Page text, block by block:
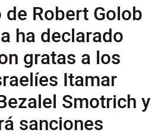
de Robert Golob
ha declarado
gratas a los
Itamar
Smotrich y
sanciones